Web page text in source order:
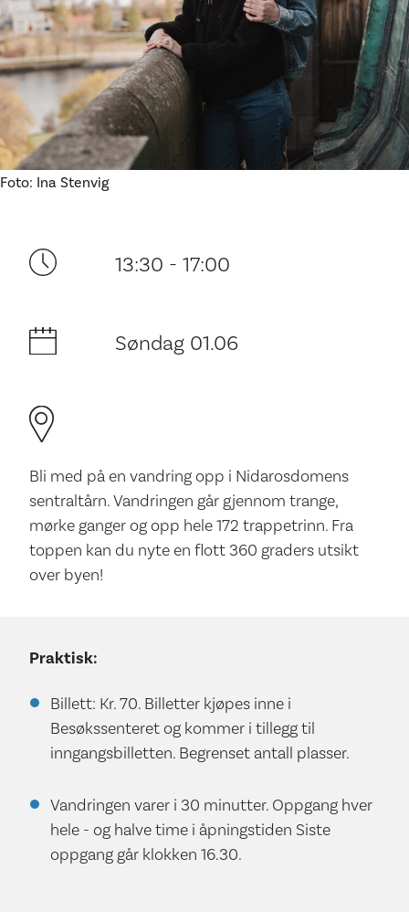
Ditt besøk
Foto: Ina Stenvig
13:30 - 17:00
Søndag 01.06
Bli med på en vandring opp i Nidarosdomens
sentraltårn. Vandringen går gjennom trange,
mørke ganger og opp hele 172 trappetrinn. Fra
toppen kan du nyte en flott 360 graders utsikt
over byen!
Praktisk:
Billett: Kr. 70. Billetter kjøpes inne i
Besøkssenteret og kommer i tillegg til
inngangsbilletten. Begrenset antall plasser.
Vandringen varer i 30 minutter. Oppgang hver
hele - og halve time i åpningstiden Siste
oppgang går klokken 16.30.